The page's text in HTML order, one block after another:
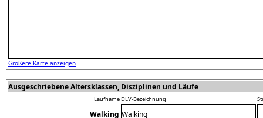
Größere Karte anzeigen
Ausgeschriebene Altersklassen, Disziplinen und Läufe
LaufnameDLV-Bezeichnung
Walking Walking